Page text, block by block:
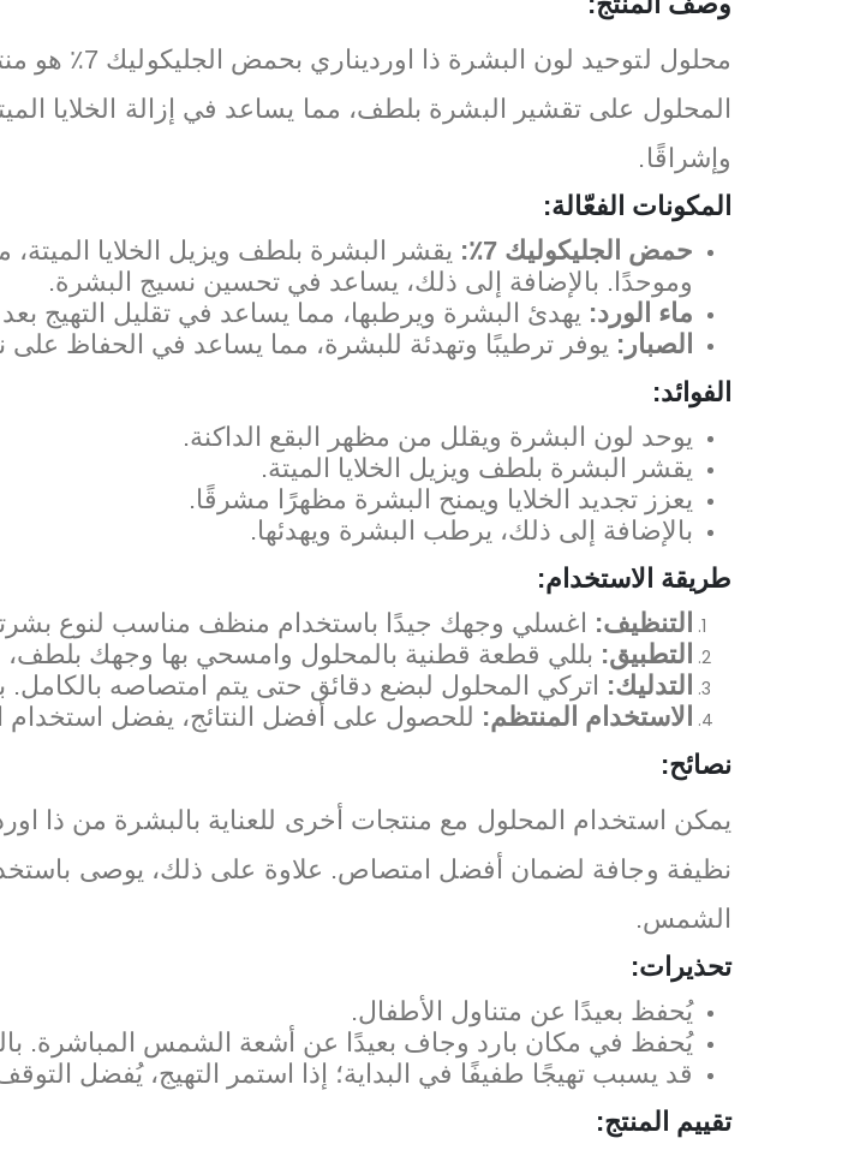
محلول
المحلول على تقشير البشرة بلطف، مما يساعد في إزالة الخلايا
وإشراقًا.
المكونات الفعّالة:
حمض الجليكوليك 7٪:
يقشر البشرة بلطف ويزيل الخلايا
وموحدًا. بالإضافة إلى ذلك، يساعد في تحسين نسيج البشرة.
ماء الورد: يهدئ البشرة ويرطبها، مما يساعد في تقليل التهيج
الصبار: يوفر ترطيبًا وتهدئة للبشرة، مما يساعد في الحفاظ على
الفوائد:
يوحد لون البشرة ويقلل من مظهر البقع الداكنة.
يقشر البشرة بلطف ويزيل الخلايا الميتة.
يعزز تجديد الخلايا ويمنح البشرة مظهرًا مشرقًا.
بالإضافة إلى ذلك، يرطب البشرة ويهدئها.
طريقة الاستخدام:
التنظيف: اغسلي وجهك جيدًا باستخدام منظف مناسب لنوع
التطبيق: بللي قطعة قطنية بالمحلول وامسحي بها وجهك بلطف،
التدليك: اتركي المحلول لبضع دقائق حتى يتم امتصاصه بالكامل.
الاستخدام المنتظم: للحصول على أفضل النتائج، يفضل استخدام
نصائح:
يمكن استخدام المحلول مع منتجات أخرى للعناية بالبشرة من ذا
نظيفة وجافة لضمان أفضل امتصاص. علاوة على ذلك، يوصى
الشمس.
تحذيرات:
يُحفظ بعيدًا عن متناول الأطفال.
يُحفظ في مكان بارد وجاف بعيدًا عن أشعة الشمس المباشرة.
قد يسبب تهيجًا طفيفًا في البداية؛ إذا استمر التهيج، يُفضل
تقييم المنتج: